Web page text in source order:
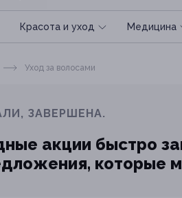
Красота и уход Медицина
Уход за волосами
ЗАВЕРШЕНА.
акции быстро
которые